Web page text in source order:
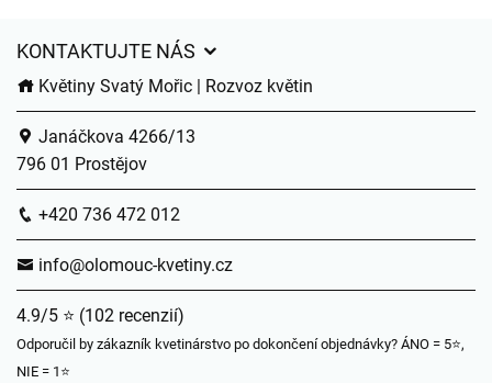
KONTAKTUJTE NÁS
Květiny Svatý Mořic | Rozvoz květin
Janáčkova 4266/13
796 01 Prostějov
+420 736 472 012
info@olomouc-kvetiny.cz
4.9/5 ⭐ (102 recenzií)
Odporučil by zákazník kvetinárstvo po dokončení objednávky? ÁNO = 5⭐,
NIE = 1⭐